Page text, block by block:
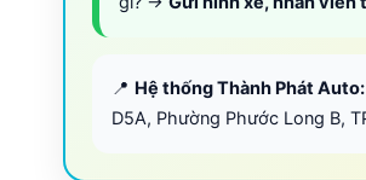
📍 Hệ thống Thành Phát Auto:
D5A, Phường Phước Long B,